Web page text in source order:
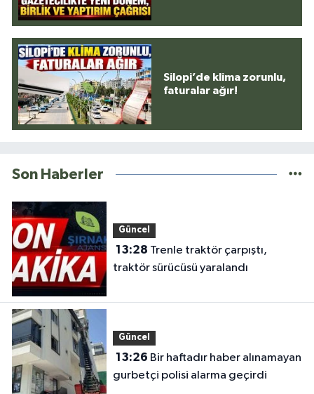
Silopi’de klima zorunlu,
faturalar ağır!
Son Haberler
Güncel
13:28
traktör sürücüsü yaralandı
Güncel
13:26
gurbetçi polisi alarma geçirdi